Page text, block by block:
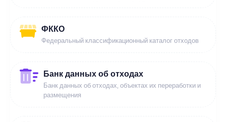
ФККО
Федеральный классификационный каталог отходов
Банк данных об отходах
Банк данных об отходах, объектах их переработки и
размещения